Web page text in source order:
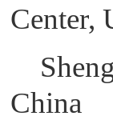
Center,
China